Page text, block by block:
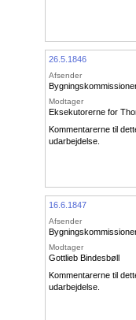
26.5.1846
Afsender
Modtager
Eksekutorerne for
Kommentarerne til
udarbejdelse.
16.6.1847
Afsender
Modtager
Gottlieb Bindesbøll
Kommentarerne til
udarbejdelse.